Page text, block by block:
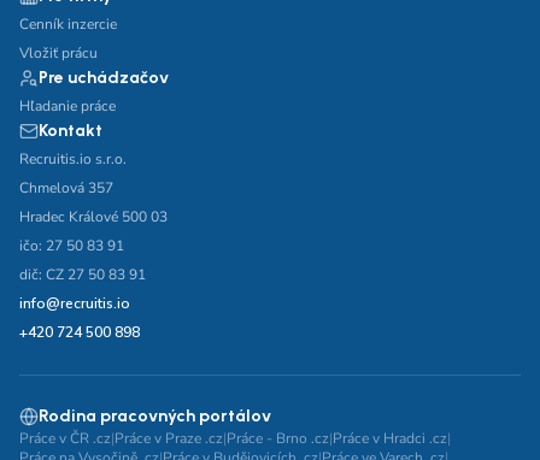
Cenník inzercie
Vložiť prácu
Pre uchádzačov
Hľadanie práce
Kontakt
Recruitis.io s.r.o.
Chmelová 357
Hradec Králové 500 03
ičo: 27 50 83 91
dič: CZ 27 50 83 91
info@recruitis.io
+420 724 500 898
Rodina pracovných portálov
Práce v ČR .cz|Práce v Praze .cz|Práce - Brno .cz|Práce v Hradci .cz|